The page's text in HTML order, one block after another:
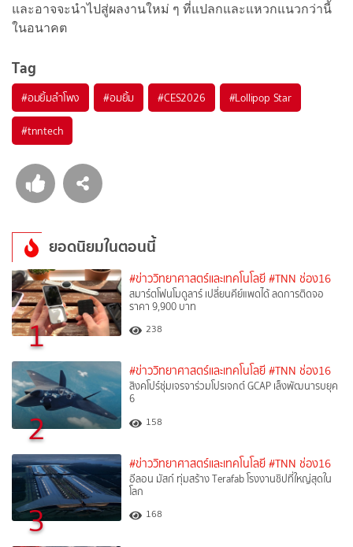
และอาจจะนำไปสู่ผลงานใหม่ ๆ ที่แปลกและแหวกแนวกว่านี้
ในอนาคต
Tag
#อมยิ้มลำโพง #อมยิ้ม #CES2026 #Lollipop Star
#tnntech
ยอดนิยมในตอนนี้
1
#ข่าววิทยาศาสตร์และเทคโนโลยี #TNN ช่อง16
สมาร์ตโฟนโมดูลาร์ เปลี่ยนคีย์แพดได้ ลดการติดจอ
ราคา 9,900 บาท
238
2
#ข่าววิทยาศาสตร์และเทคโนโลยี #TNN ช่อง16
สิงคโปร์ซุ่มเจรจาร่วมโปรเจกต์ GCAP เล็งพัฒนารบยุค
6
158
3
#ข่าววิทยาศาสตร์และเทคโนโลยี #TNN ช่อง16
อีลอน มัสก์ ทุ่มสร้าง Terafab โรงงานชิปที่ใหญ่สุดใน
โลก
168